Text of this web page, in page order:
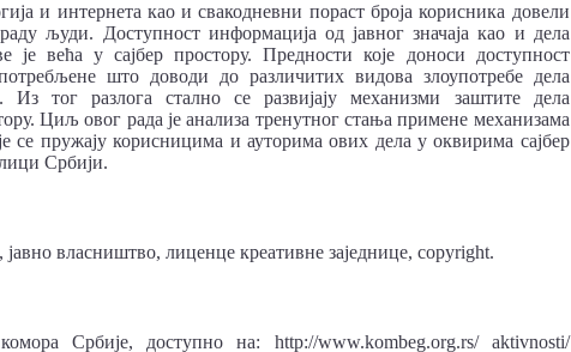
и интернета као и свакодневни пораст броја корисника довели
људи. Доступност информација од јавног значаја као и дела
је већа у сајбер простору. Предности које доноси доступност
што доводи до различитих видова злоупотребе дела
тог разлога стално се развијају механизми заштите дела
Циљ овог рада је анализа тренутног стања примене механизама
се пружају корисницима и ауторима ових дела у оквирима сајбер
Србији.
власништво, лиценце креативне заједнице, copyright.
Србије, доступно на: http://www.kombeg.org.rs/ aktivnosti/